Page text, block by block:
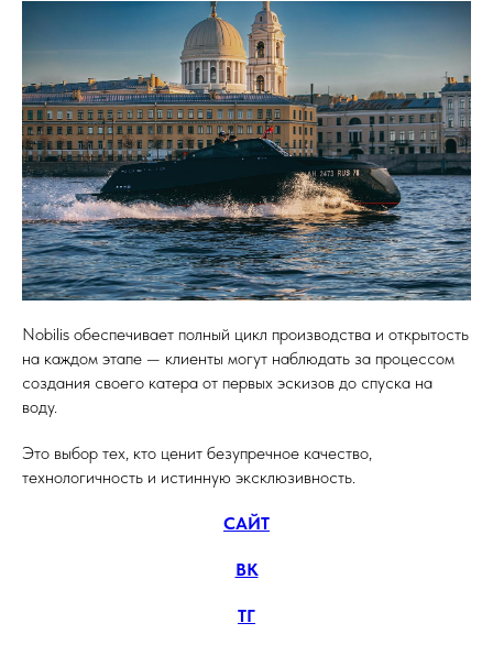
Nobilis обеспечивает полный цикл производства и открытость
на каждом этапе — клиенты могут наблюдать за процессом
создания своего катера от первых эскизов до спуска на
воду.
Это выбор тех, кто ценит безупречное качество,
технологичность и истинную эксклюзивность.
САЙТ
ВК
ТГ